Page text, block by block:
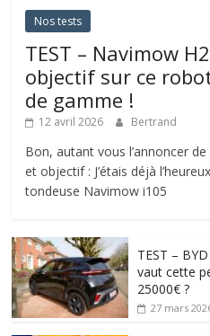
Nos tests
TEST – Navimow
objectif sur ce
de gamme !
12 avril 2026 Bertrand
Bon, autant vous l’annoncer
et objectif : J’étais déjà
tondeuse Navimow i105
TEST –
vaut cette
25000€ ?
27 mars